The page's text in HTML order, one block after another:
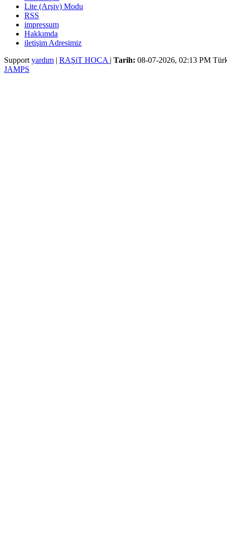
Lite (Arşiv) Modu
RSS
impressum
Hakkımda
iletişim Adresimiz
Support yardım | RAŞiT HOCA | Tarih: 08-07-2026, 02:13 PM
JAMPS